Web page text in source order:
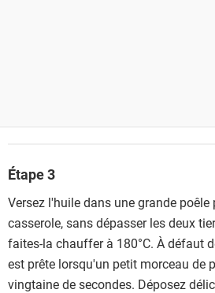
Étape 3
Versez l'huile dans une grande
casserole, sans dépasser les deux
faites-la chauffer à 180°C. À défaut
est prête lorsqu'un petit morceau de
vingtaine de secondes. Déposez